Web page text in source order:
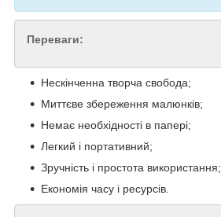
Переваги:
Нескінченна творча свобода;
Миттєве збереження малюнків;
Немає необхідності в папері;
Легкий і портативний;
Зручність і простота використання;
Економія часу і ресурсів.